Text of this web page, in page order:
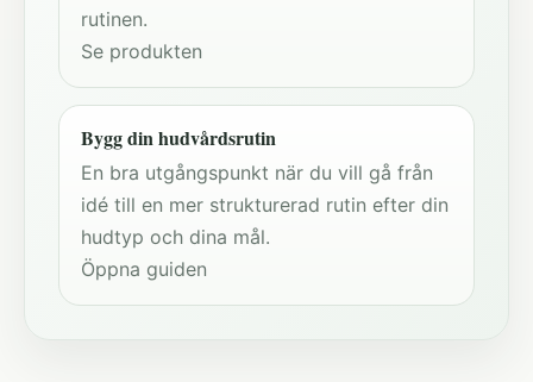
rutinen.
Se produkten
Bygg din hudvårdsrutin
En bra utgångspunkt när du vill gå från
idé till en mer strukturerad rutin efter din
hudtyp och dina mål.
Öppna guiden